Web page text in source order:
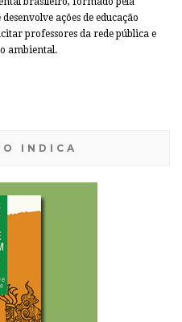
ações de educação
professores da rede pública e
ambiental.
INDICA